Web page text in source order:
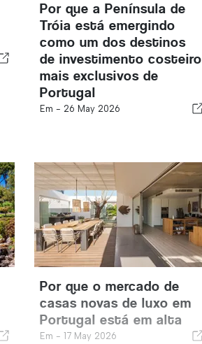
Por que a Península de
Tróia está emergindo
como um dos destinos
de investimento costeiro
mais exclusivos de
Portugal
Em - 26 May 2026
Por que o mercado de
casas novas de luxo em
Portugal está em alta
Em - 17 May 2026